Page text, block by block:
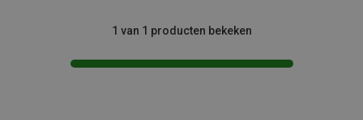
1 van 1 producten bekeken